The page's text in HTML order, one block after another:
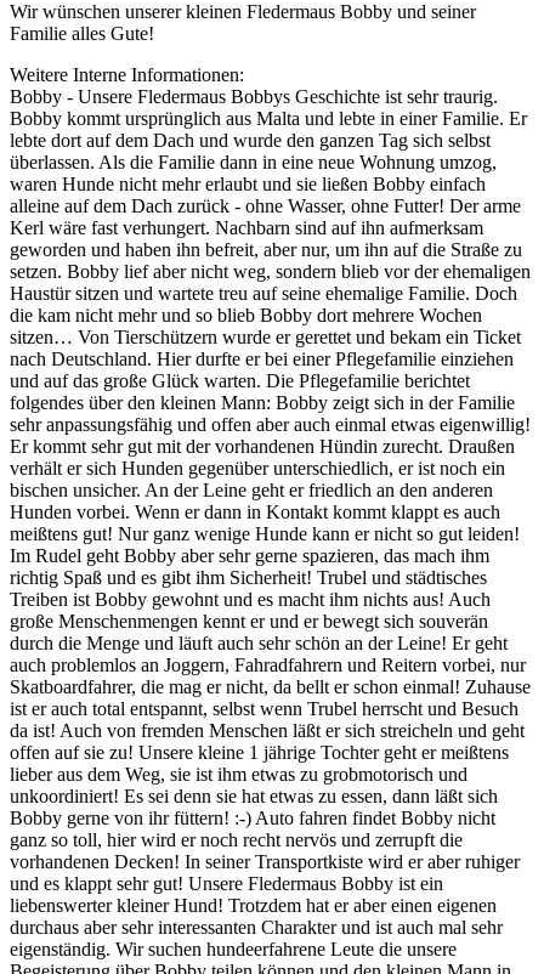
Wir wünschen unserer kleinen Fledermaus Bobby und seiner
Familie alles Gute!
Weitere Interne Informationen:
Bobby - Unsere Fledermaus Bobbys Geschichte ist sehr traurig.
Bobby kommt ursprünglich aus Malta und lebte in einer Familie. Er
lebte dort auf dem Dach und wurde den ganzen Tag sich selbst
überlassen. Als die Familie dann in eine neue Wohnung umzog,
waren Hunde nicht mehr erlaubt und sie ließen Bobby einfach
alleine auf dem Dach zurück - ohne Wasser, ohne Futter! Der arme
Kerl wäre fast verhungert. Nachbarn sind auf ihn aufmerksam
geworden und haben ihn befreit, aber nur, um ihn auf die Straße zu
setzen. Bobby lief aber nicht weg, sondern blieb vor der ehemaligen
Haustür sitzen und wartete treu auf seine ehemalige Familie. Doch
die kam nicht mehr und so blieb Bobby dort mehrere Wochen
sitzen… Von Tierschützern wurde er gerettet und bekam ein Ticket
nach Deutschland. Hier durfte er bei einer Pflegefamilie einziehen
und auf das große Glück warten. Die Pflegefamilie berichtet
folgendes über den kleinen Mann: Bobby zeigt sich in der Familie
sehr anpassungsfähig und offen aber auch einmal etwas eigenwillig!
Er kommt sehr gut mit der vorhandenen Hündin zurecht. Draußen
verhält er sich Hunden gegenüber unterschiedlich, er ist noch ein
bischen unsicher. An der Leine geht er friedlich an den anderen
Hunden vorbei. Wenn er dann in Kontakt kommt klappt es auch
meißtens gut! Nur ganz wenige Hunde kann er nicht so gut leiden!
Im Rudel geht Bobby aber sehr gerne spazieren, das mach ihm
richtig Spaß und es gibt ihm Sicherheit! Trubel und städtisches
Treiben ist Bobby gewohnt und es macht ihm nichts aus! Auch
große Menschenmengen kennt er und er bewegt sich souverän
durch die Menge und läuft auch sehr schön an der Leine! Er geht
auch problemlos an Joggern, Fahradfahrern und Reitern vorbei, nur
Skatboardfahrer, die mag er nicht, da bellt er schon einmal! Zuhause
ist er auch total entspannt, selbst wenn Trubel herrscht und Besuch
da ist! Auch von fremden Menschen läßt er sich streicheln und geht
offen auf sie zu! Unsere kleine 1 jährige Tochter geht er meißtens
lieber aus dem Weg, sie ist ihm etwas zu grobmotorisch und
unkoordiniert! Es sei denn sie hat etwas zu essen, dann läßt sich
Bobby gerne von ihr füttern! :-) Auto fahren findet Bobby nicht
ganz so toll, hier wird er noch recht nervös und zerrupft die
vorhandenen Decken! In seiner Transportkiste wird er aber ruhiger
und es klappt sehr gut! Unsere Fledermaus Bobby ist ein
liebenswerter kleiner Hund! Trotzdem hat er aber einen eigenen
durchaus aber sehr interessanten Charakter und ist auch mal sehr
eigenständig. Wir suchen hundeerfahrene Leute die unsere